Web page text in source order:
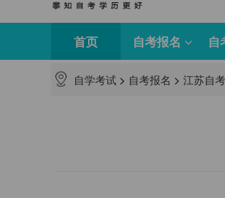
首页 自考报名 自
自学考试 > 自考报名 > 江苏自